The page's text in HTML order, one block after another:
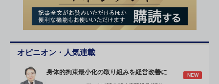
オピニオン・人気連載
身体的拘束最小化の取り組みを経営改善に NEW